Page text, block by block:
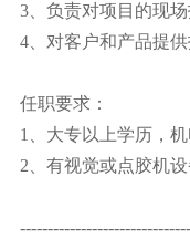
3、负责对项目的现
4、对客户和产品提
任职要求：
1、大专以上学历，
2、有视觉或点胶机